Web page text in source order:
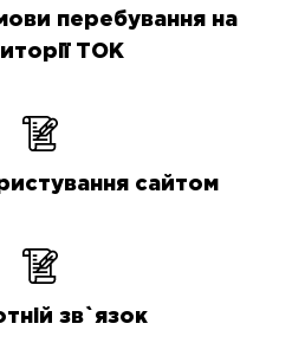
перебування на
ТОК
сайтом
зв`язок